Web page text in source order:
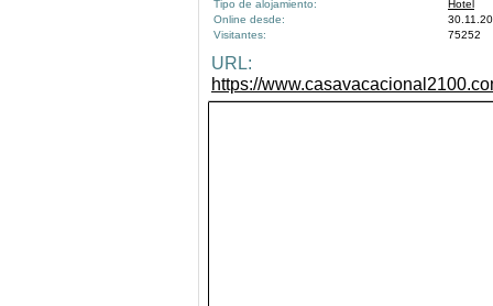
Tipo de alojamiento:
Hotel
Online desde:
Visitantes:
75252
URL:
https://